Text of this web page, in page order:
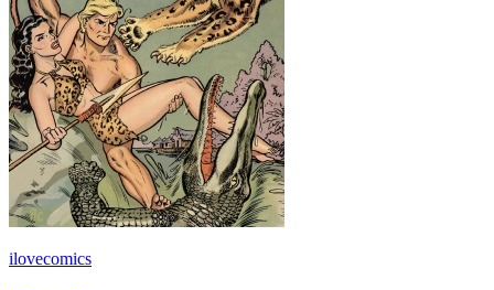
ilovecomics